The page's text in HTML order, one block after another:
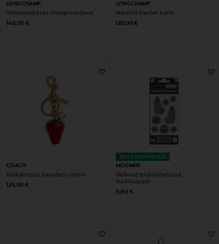
LONGCHAMP
Võtmehoidja Les Champions Epure
Original Price
140,00 €
LONGCHAMP
Metallist õlarihm kotile
Original Price
120,00 €
COACH
Kotikaunistus Strawberry Resin
Original Price
125,00 €
EELIS KUPONGIGA
MOOMIN
Helkivad tekstiilkleebised
Tusklikupreili
Original Price
9,90 €